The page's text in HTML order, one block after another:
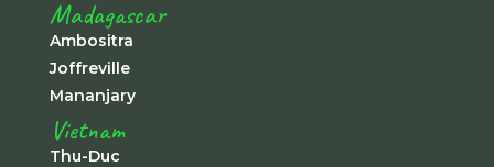
Madagascar
Ambositra
Joffreville
Mananjary
Vietnam
Thu-Duc